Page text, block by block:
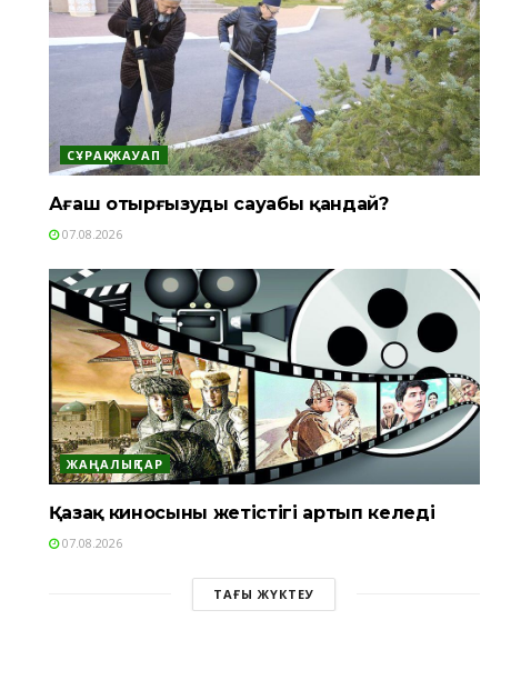
СҰРАҚ-ЖАУАП
Ағаш отырғызудың сауабы қандай?
07.08.2026
ЖАҢАЛЫҚТАР
Қазақ киносының жетістігі артып келеді
07.08.2026
ТАҒЫ ЖҮКТЕУ